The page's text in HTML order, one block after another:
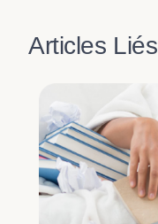
Articles Liés